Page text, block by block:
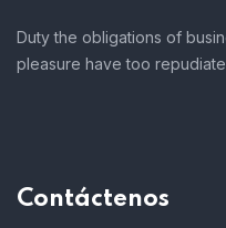
Duty the obligations of
pleasure have too
Contáctenos